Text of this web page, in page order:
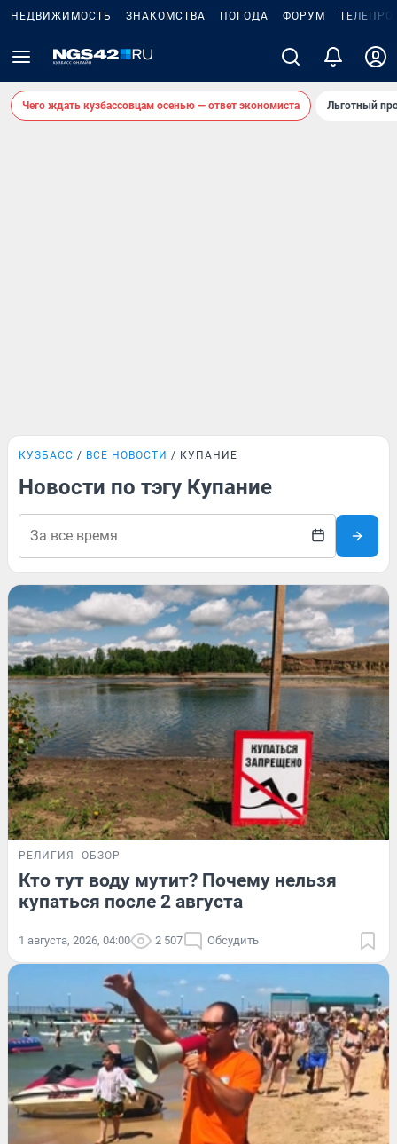
НЕДВИЖИМОСТЬ ЗНАКОМСТВА ПОГОДА ФОРУМ
Чего ждать кузбассовцам осенью — ответ экономиста Льготный
КУЗБАСС ВСЕ НОВОСТИ КУПАНИЕ
Новости по тэгу Купание
РЕЛИГИЯ ОБЗОР
Кто тут воду мутит? Почему нельзя
купаться после 2 августа
1 августа, 2026, 04:00 2 507 Обсудить